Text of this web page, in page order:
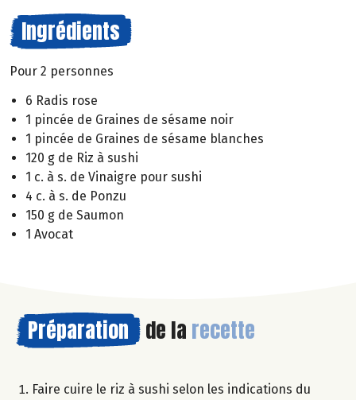
Ingrédients
Pour 2 personnes
6 Radis rose
1 pincée de Graines de sésame noir
1 pincée de Graines de sésame blanches
120 g de Riz à sushi
1 c. à s. de Vinaigre pour sushi
4 c. à s. de Ponzu
150 g de Saumon
1 Avocat
Préparation de la recette
Faire cuire le riz à sushi selon les indications du